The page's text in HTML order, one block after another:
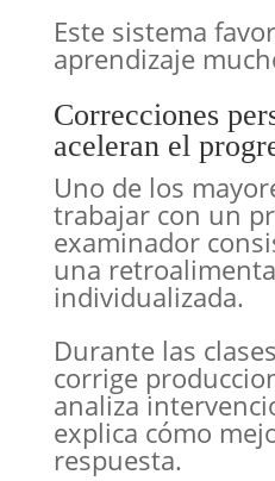
Este sistema
aprendizaje
Correcciones
aceleran el
Uno de los
trabajar con un
examinador
una
individualizada.
Durante las
corrige
analiza
explica cómo
respuesta.